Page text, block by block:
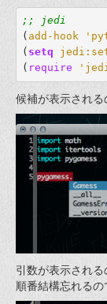
;; jedi
( add-hook
( setq
( require
候補が表示される
引数が表示され
順番結構忘れるの